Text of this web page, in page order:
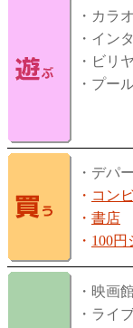
・カラ
・イン
・ビリ
・プー
・デパ
・ コン
・ 書店
・ 100円
・映画
・ライ